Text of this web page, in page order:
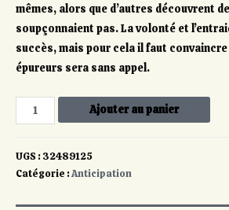
mêmes, alors que d’autres découvrent
soupçonnaient pas. La volonté et
succès, mais pour cela il faut
épureurs sera sans appel.
Ajouter au panier
UGS :32489125
Catégorie :Anticipation